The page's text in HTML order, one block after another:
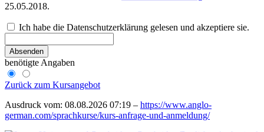
25.05.2018.
Ich habe die Datenschutzerklärung gelesen und akzeptiere sie.
Absenden
benötigte Angaben
Zurück zum Kursangebot
Ausdruck vom: 08.08.2026 07:19 – https://www.anglo-
german.com/sprachkurse/kurs-anfrage-und-anmeldung/